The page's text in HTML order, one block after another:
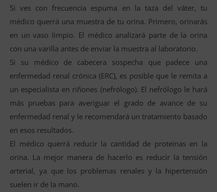
Si ves con frecuencia espuma en la taza del váter, tu
médico querrá una muestra de tu orina. Primero, orinarás
en un vaso limpio. El médico analizará parte de la orina
con una varilla antes de enviar la muestra al laboratorio.
Si su médico de cabecera sospecha que padece una
enfermedad renal crónica (ERC), es posible que le remita a
un especialista en riñones (nefrólogo). El nefrólogo le hará
más pruebas para averiguar el grado de avance de su
enfermedad renal y le recomendará un tratamiento basado
en esos resultados.
El médico querrá reducir la cantidad de proteínas en la
orina. La mejor manera de hacerlo es reducir la tensión
arterial, ya que los problemas renales y la hipertensión
suelen ir de la mano.